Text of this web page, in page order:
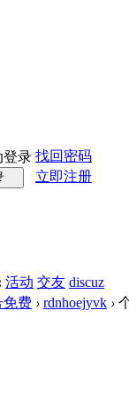
登录 找回密码
立即注册
活动 交友 discuz
免费 › rdnhoejyvk ›